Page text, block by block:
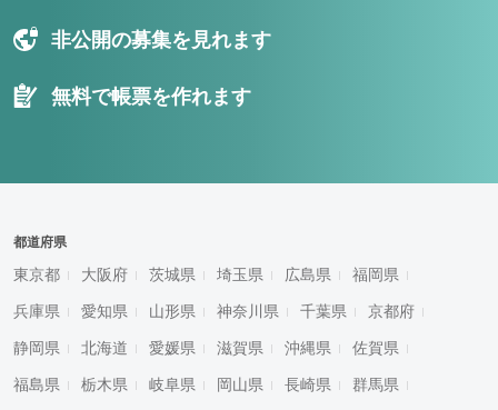
非公開の募集を見れます
無料で帳票を作れます
都道府県
東京都 大阪府 茨城県 埼玉県 広島県 福岡県
兵庫県 愛知県 山形県 神奈川県 千葉県 京都府
静岡県 北海道 愛媛県 滋賀県 沖縄県 佐賀県
福島県 栃木県 岐阜県 岡山県 長崎県 群馬県